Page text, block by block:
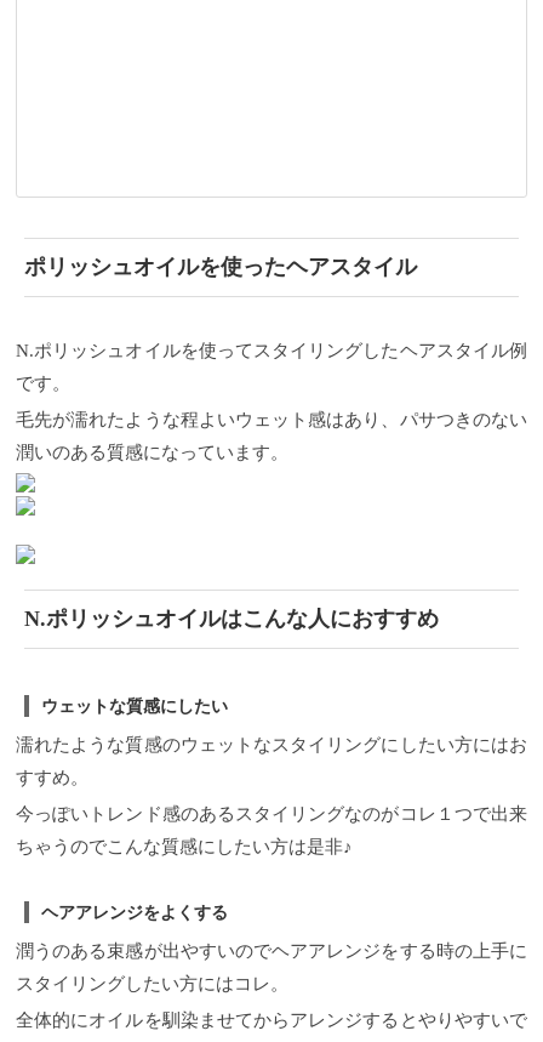
ポリッシュオイルを使ったヘアスタイル
N.ポリッシュオイルを使ってスタイリングしたヘアスタイル例
です。
毛先が濡れたような程よいウェット感はあり、パサつきのない
潤いのある質感になっています。
N.ポリッシュオイルはこんな人におすすめ
ウェットな質感にしたい
濡れたような質感のウェットなスタイリングにしたい方にはお
すすめ。
今っぽいトレンド感のあるスタイリングなのがコレ１つで出来
ちゃうのでこんな質感にしたい方は是非♪
ヘアアレンジをよくする
潤うのある束感が出やすいのでヘアアレンジをする時の上手に
スタイリングしたい方にはコレ。
全体的にオイルを馴染ませてからアレンジするとやりやすいで